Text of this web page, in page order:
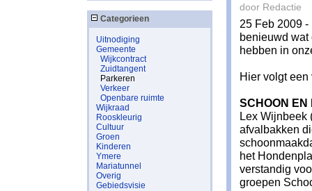
Categorieen
Uitnodiging
Gemeente
Wijkcontract
Zuidtangent
Parkeren
Verkeer
Openbare ruimte
Wijkraad
Rooskleurig
Cultuur
Groen
Kinderen
Ymere
Mariatunnel
Overig
Gebiedsvisie
door Redactie
25 Feb 2009
benieuwd
hebben in
Hier volgt
SCHOON EN
Lex Wijnbeek
afvalbakken
het
verstandig
groepen